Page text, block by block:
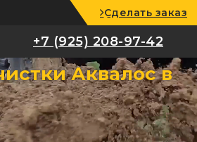
+7 (925) 208-97-42
Сделать заказ
+7 (925) 208-97-42
Аквалос в